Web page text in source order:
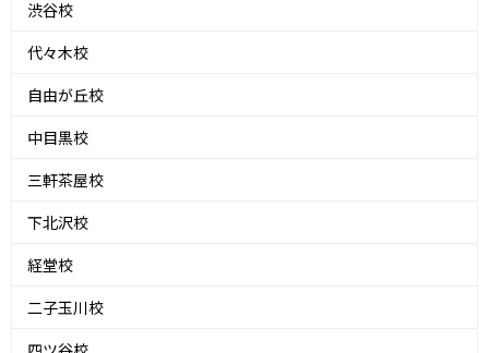
渋谷校
代々木校
自由が丘校
中目黒校
三軒茶屋校
下北沢校
経堂校
二子玉川校